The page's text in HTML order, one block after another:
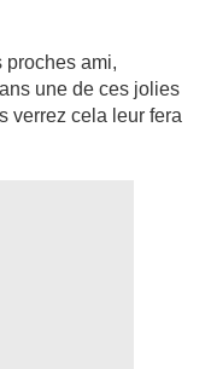
proches ami,
une de ces jolies
verrez cela leur fera